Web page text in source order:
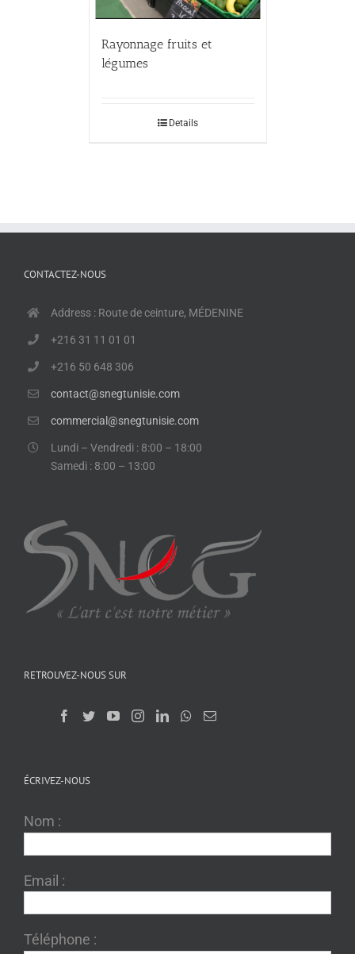
Rayonnage fruits et
légumes
Details
CONTACTEZ-NOUS
Address : Route de ceinture, MÉDENINE
+216 31 11 01 01
+216 50 648 306
contact@snegtunisie.com
commercial@snegtunisie.com
Lundi – Vendredi : 8:00 – 18:00
Samedi : 8:00 – 13:00
RETROUVEZ-NOUS SUR
ÉCRIVEZ-NOUS
Nom :
Email :
Téléphone :